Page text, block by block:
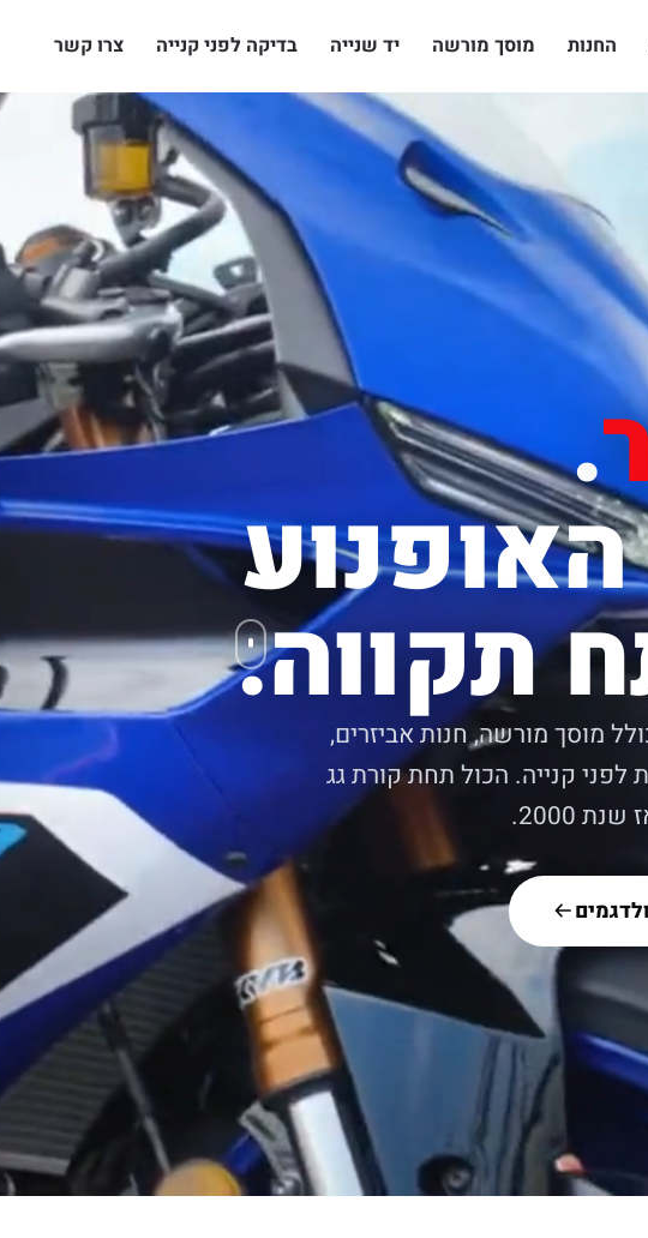
החנות מוסך מורשה יד שנייה בדיקה לפני קנייה צרו קשר
.
תקווה.
מוסך מורשה, חנות אביזרים,
לפני קנייה. הכול תחת קורת גג
2000.